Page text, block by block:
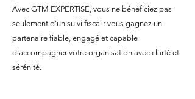
Avec GTM EXPERTISE, vous ne bénéficiez pas
seulement d'un suivi fiscal : vous gagnez un
partenaire fiable, engagé et capable
d'accompagner votre organisation avec clarté et
sérénité.